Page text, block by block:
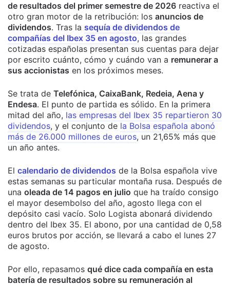
de resultados del primer semestre de 2026 reactiva el
otro gran motor de la retribución: los anuncios de
dividendos. Tras la sequía de dividendos de
compañías del Ibex 35 en agosto, las grandes
cotizadas españolas presentan sus cuentas para dejar
por escrito cuánto, cómo y cuándo van a remunerar a
sus accionistas en los próximos meses.
Se trata de Telefónica, CaixaBank, Redeia, Aena y
Endesa. El punto de partida es sólido. En la primera
mitad del año, las empresas del Ibex 35 repartieron 30
dividendos, y el conjunto de la Bolsa española abonó
más de 26.000 millones de euros, un 21,65% más que
un año antes.
El calendario de dividendos de la Bolsa española vive
estas semanas su particular montaña rusa. Después de
una oleada de 14 pagos en julio que ha traído consigo
el mayor desembolso del año, agosto llega con el
depósito casi vacío. Solo Logista abonará dividendo
dentro del Ibex 35. El abono, por una cantidad de 0,58
euros brutos por acción, se llevará a cabo el lunes 27
de agosto.
Por ello, repasamos qué dice cada compañía en esta
batería de resultados sobre su remuneración al